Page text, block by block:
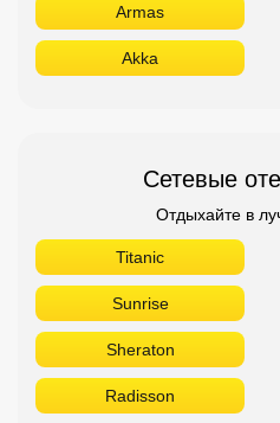
Armas
Akka
Сетевые
Отдыхайте в
Titanic
Sunrise
Sheraton
Radisson